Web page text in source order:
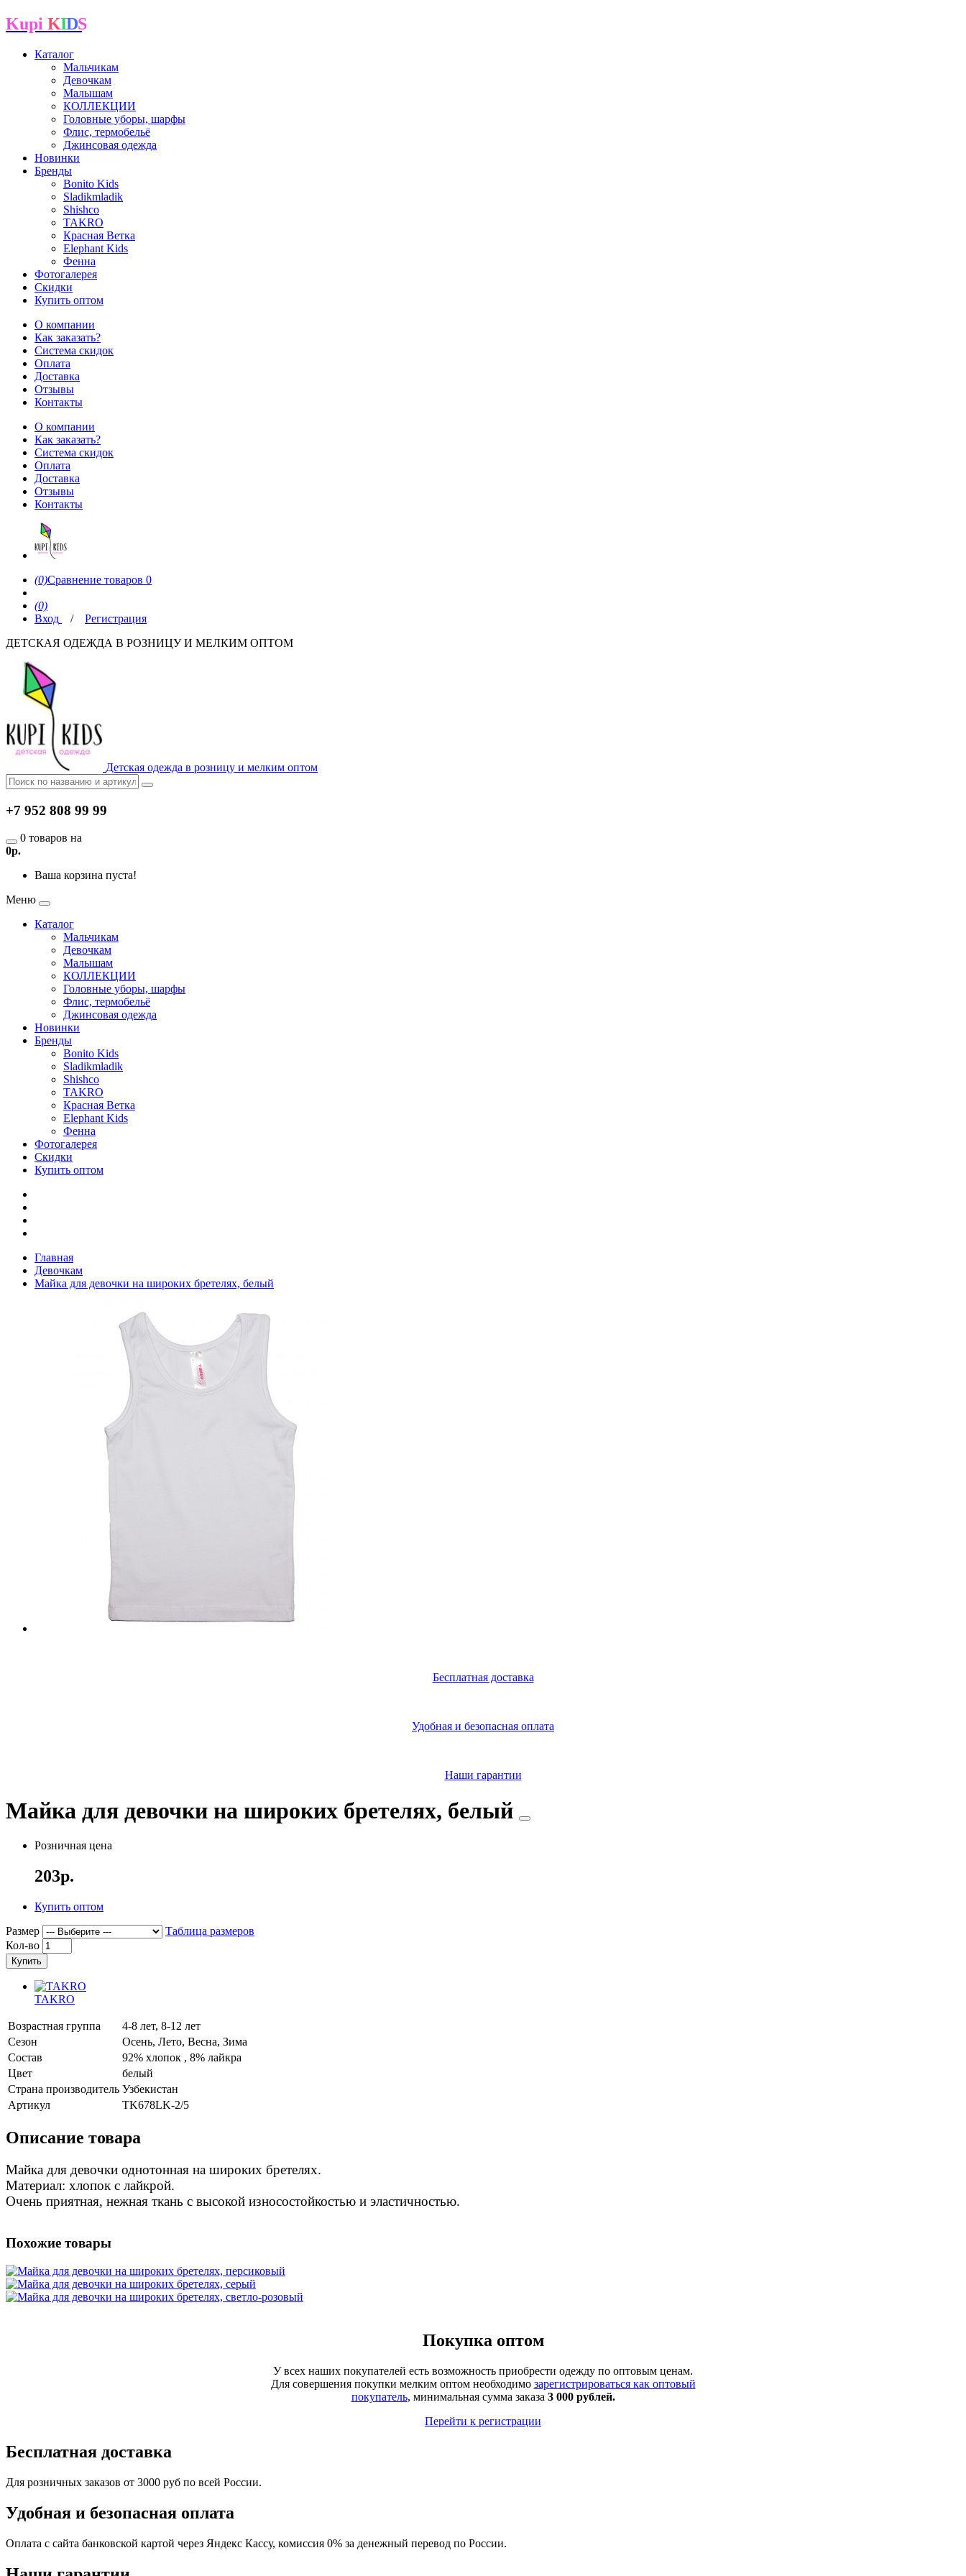
Kupi K I D S
Каталог
Мальчикам
Девочкам
Малышам
КОЛЛЕКЦИИ
Головные уборы, шарфы
Флис, термобельё
Джинсовая одежда
Новинки
Бренды
Bonito Kids
Sladikmladik
Shishco
TAKRO
Красная Ветка
Elephant Kids
Фенна
Фотогалерея
Скидки
Купить оптом
О компании
Как заказать?
Система скидок
Оплата
Доставка
Отзывы
Контакты
О компании
Как заказать?
Система скидок
Оплата
Доставка
Отзывы
Контакты
(0)Сравнение товаров 0
(0)
Вход
/
Регистрация
ДЕТСКАЯ ОДЕЖДА В РОЗНИЦУ И МЕЛКИМ ОПТОМ
Детская одежда в розницу и мелким оптом
+7 952 808 99 99
0 товаров на
0р.
Ваша корзина пуста!
Меню
Каталог
Мальчикам
Девочкам
Малышам
КОЛЛЕКЦИИ
Головные уборы, шарфы
Флис, термобельё
Джинсовая одежда
Новинки
Бренды
Bonito Kids
Sladikmladik
Shishco
TAKRO
Красная Ветка
Elephant Kids
Фенна
Фотогалерея
Скидки
Купить оптом
Главная
Девочкам
Майка для девочки на широких бретелях, белый
Бесплатная доставка
Удобная и безопасная оплата
Наши гарантии
Майка для девочки на широких бретелях, белый
Розничная цена
203р.
Купить оптом
Размер
Таблица размеров
Кол-во
Купить
TAKRO
Возрастная группа
4-8 лет, 8-12 лет
Сезон
Осень, Лето, Весна, Зима
Состав
92% хлопок , 8% лайкра
Цвет
белый
Страна производитель Узбекистан
Артикул
TK678LK-2/5
Описание товара
Майка для девочки однотонная на широких бретелях.
Материал: хлопок с лайкрой.
Очень приятная, нежная ткань с высокой износостойкостью и эластичностью.
Похожие товары
Покупка оптом
У всех наших покупателей есть возможность приобрести одежду по оптовым ценам.
Для совершения покупки мелким оптом необходимо зарегистрироваться как оптовый
покупатель, минимальная сумма заказа 3 000 рублей.
Перейти к регистрации
Бесплатная доставка
Для розничных заказов от 3000 руб по всей России.
Удобная и безопасная оплата
Оплата с сайта банковской картой через Яндекс Кассу, комиссия 0% за денежный перевод по России.